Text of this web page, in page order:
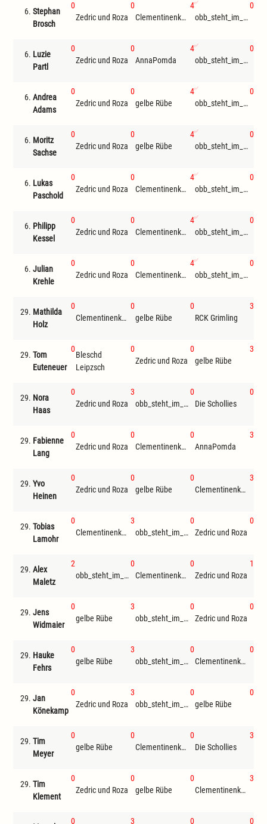
6. Stephan
Brosch
0
Zedric und Roza
0
Clementinenkönig
4
obb_steht_im_ausweis
0
6. Luzie
Partl
0
Zedric und Roza
0
AnnaPomda
4
obb_steht_im_ausweis
0
6. Andrea
Adams
0
Zedric und Roza
0
gelbe Rübe
4
obb_steht_im_ausweis
0
6. Moritz
Sachse
0
Zedric und Roza
0
gelbe Rübe
4
obb_steht_im_ausweis
0
6. Lukas
Paschold
0
Zedric und Roza
0
Clementinenkönig
4
obb_steht_im_ausweis
0
6. Philipp
Kessel
0
Zedric und Roza
0
Clementinenkönig
4
obb_steht_im_ausweis
0
6. Julian
Krehle
0
Zedric und Roza
0
Clementinenkönig
4
obb_steht_im_ausweis
0
29. Mathilda
Holz
0
Clementinenkönig
0
gelbe Rübe
0
RCK Grimling
3
29. Tom
Euteneuer
0
Bleschd
Leipzsch
0
Zedric und Roza
0
gelbe Rübe
3
29. Nora
Haas
0
Zedric und Roza
3
obb_steht_im_ausweis
0
Die Schollies
0
29. Fabienne
Lang
0
Zedric und Roza
0
Clementinenkönig
0
AnnaPomda
3
29. Yvo
Heinen
0
Zedric und Roza
0
gelbe Rübe
0
Clementinenkönig
3
29. Tobias
Lamohr
0
Clementinenkönig
3
obb_steht_im_ausweis
0
Zedric und Roza
0
29. Alex
Maletz
2
obb_steht_im_ausweis
0
Clementinenkönig
0
Zedric und Roza
1
29. Jens
Widmaier
0
gelbe Rübe
3
obb_steht_im_ausweis
0
Zedric und Roza
0
29. Hauke
Fehrs
0
gelbe Rübe
3
obb_steht_im_ausweis
0
Clementinenkönig
0
29. Jan
Könekamp
0
Zedric und Roza
3
obb_steht_im_ausweis
0
gelbe Rübe
0
29. Tim
Meyer
0
gelbe Rübe
0
Clementinenkönig
0
Die Schollies
3
29. Tim
Klement
0
Zedric und Roza
0
gelbe Rübe
0
Clementinenkönig
3
0 3 0 0